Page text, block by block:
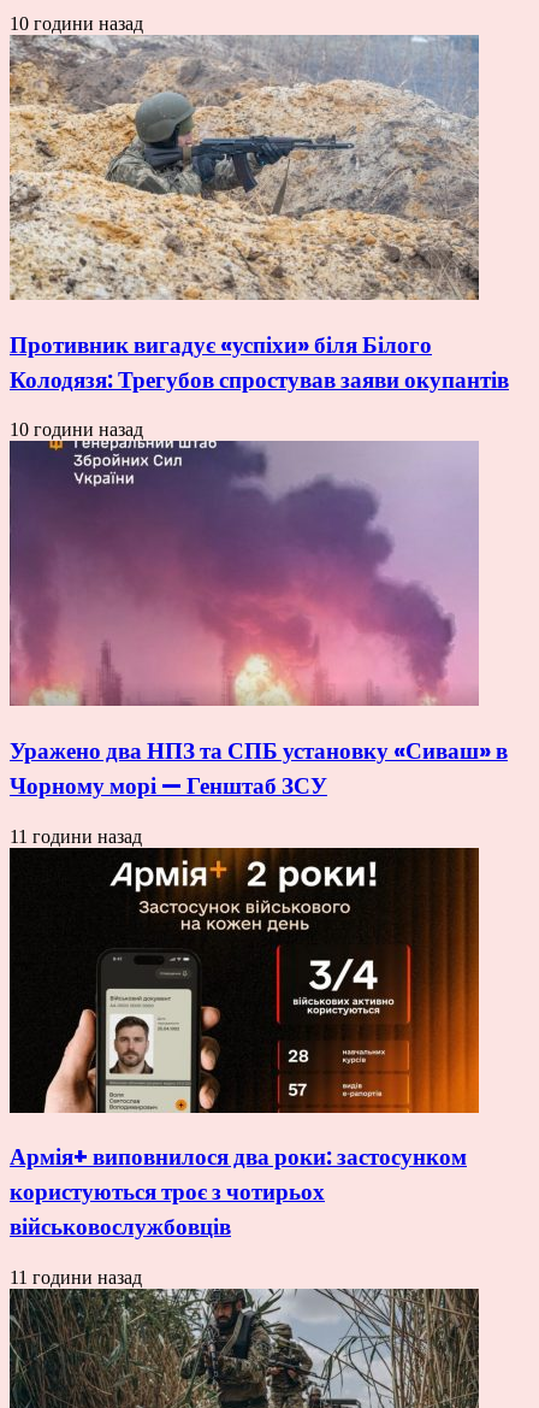
10 години назад
Противник вигадує «успіхи» біля Білого
Колодязя: Трегубов спростував заяви окупантів
10 години назад
Уражено два НПЗ та СПБ установку «Сиваш» в
Чорному морі — Генштаб ЗСУ
11 години назад
Армія+ виповнилося два роки: застосунком
користуються троє з чотирьох
військовослужбовців
11 години назад